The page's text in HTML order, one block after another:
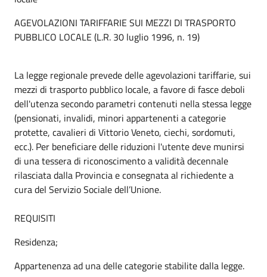
AGEVOLAZIONI TARIFFARIE SUI MEZZI DI TRASPORTO
PUBBLICO LOCALE (L.R. 30 luglio 1996, n. 19)
La legge regionale prevede delle agevolazioni tariffarie, sui
mezzi di trasporto pubblico locale, a favore di fasce deboli
dell'utenza secondo parametri contenuti nella stessa legge
(pensionati, invalidi, minori appartenenti a categorie
protette, cavalieri di Vittorio Veneto, ciechi, sordomuti,
ecc.). Per beneficiare delle riduzioni l'utente deve munirsi
di una tessera di riconoscimento a validità decennale
rilasciata dalla Provincia e consegnata al richiedente a
cura del Servizio Sociale dell’Unione.
REQUISITI
Residenza;
Appartenenza ad una delle categorie stabilite dalla legge.